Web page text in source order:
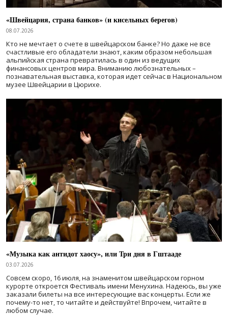
«Швейцария, страна банков» (и кисельных берегов)
08.07.2026
Кто не мечтает о счете в швейцарском банке? Но даже не все
счастливые его обладатели знают, каким образом небольшая
альпийская страна превратилась в один из ведущих
финансовых центров мира. Вниманию любознательных –
познавательная выставка, которая идет сейчас в Национальном
музее Швейцарии в Цюрихе.
«Музыка как антидот хаосу», или Три дня в Гштааде
03.07.2026
Совсем скоро, 16 июля, на знаменитом швейцарском горном
курорте откроется Фестиваль имени Менухина. Надеюсь, вы уже
заказали билеты на все интересующие вас концерты. Если же
почему-то нет, то читайте и действуйте! Впрочем, читайте в
любом случае.